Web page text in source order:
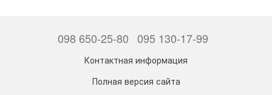
098 650-25-80 095 130-17-99
Контактная информация
Полная версия сайта